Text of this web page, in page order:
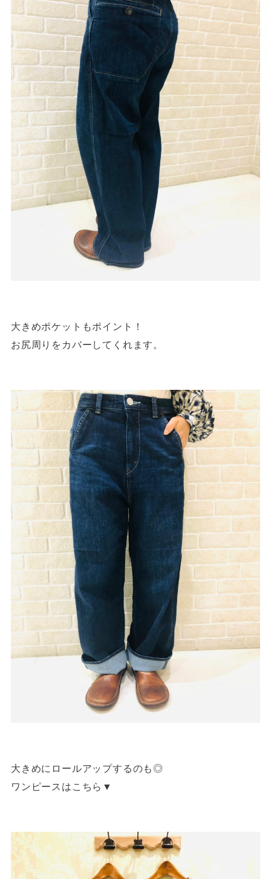
大きめポケットもポイント！
お尻周りをカバーしてくれます。
大きめにロールアップするのも◎
ワンピースはこちら▼